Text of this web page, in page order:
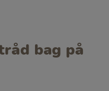
bag på